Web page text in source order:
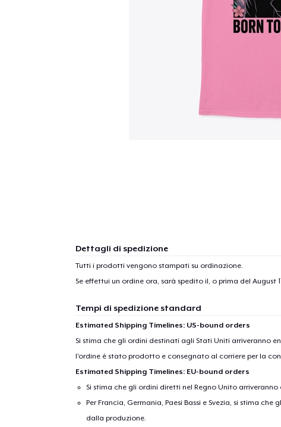
Dettagli di spedizione
Tutti i prodotti vengono stampati su ordinazione.
Se effettui un ordine ora, sarà spedito il, o prima del August
Tempi di spedizione standard
Estimated Shipping Timelines: US-bound orders
Si stima che gli ordini destinati agli Stati Uniti arriveranno
l'ordine è stato prodotto e consegnato al corriere per la
Estimated Shipping Timelines: EU-bound orders
Si stima che gli ordini diretti nel Regno Unito
Per Francia, Germania, Paesi Bassi e Svezia, si stima
dalla produzione.